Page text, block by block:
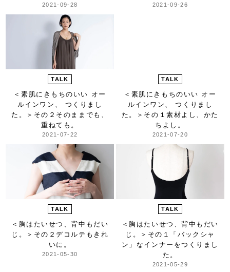
2021-09-28 2021-09-26
TALK
＜素肌にきもちのいい オー
ルインワン、 つくりまし
た。＞ その２そのままでも、
重ねても。
2021-07-22
TALK
＜素肌にきもちのいい オー
ルインワン、 つくりまし
た。＞ その１素材よし、かた
ちよし。
2021-07-20
TALK
＜胸はたいせつ、背中もだい
じ。＞ その２デコルテもきれ
いに。
2021-05-30
TALK
＜胸はたいせつ、背中もだい
じ。＞ その１「バックシャ
ン」な インナーをつくりまし
た。
2021-05-29